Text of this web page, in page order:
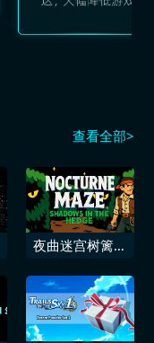
查看全部>
夜曲迷宫树篱中